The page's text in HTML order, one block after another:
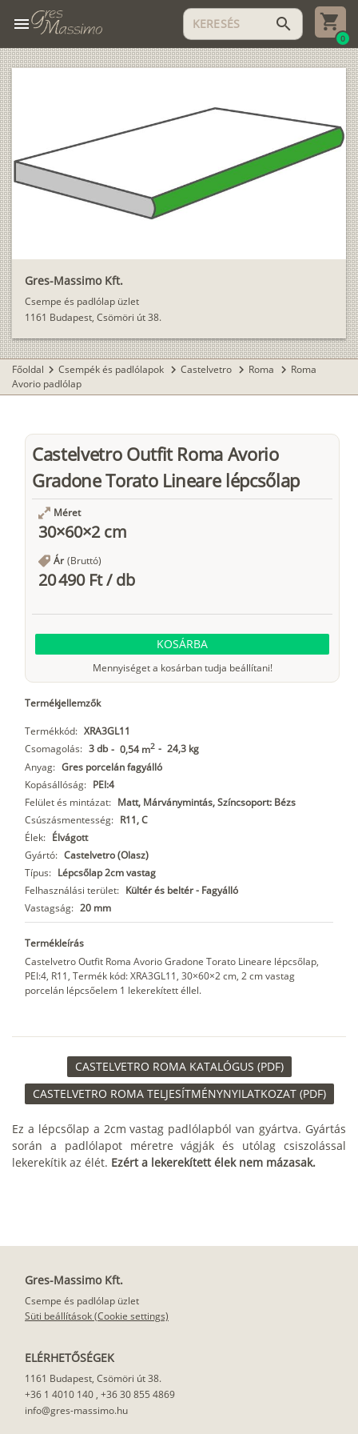
menu search
0
Gres-Massimo Kft.
Csempe és padlólap üzlet
1161 Budapest, Csömöri út 38.
Főoldal chevron_right Csempék és padlólapok chevron_right Castelvetro chevron_right Roma chevron_right Roma
Avorio padlólap
Castelvetro Outfit Roma Avorio
Gradone Torato Lineare lépcsőlap
Méret
30×60×2 cm
Ár (Bruttó)
20 490 Ft/db
KOSÁRBA
Mennyiséget a kosárban tudja beállítani!
Termékjellemzők
Termékkód: XRA3GL11
Csomagolás: 3 db - 0,54 m2 - 24,3 kg
Anyag: Gres porcelán fagyálló
Kopásállóság: PEI:4
Felület és mintázat: Matt, Márványmintás, Színcsoport: Bézs
Csúszásmentesség: R11, C
Élek: Élvágott
Gyártó: Castelvetro (Olasz)
Típus: Lépcsőlap 2cm vastag
Felhasználási terület: Kültér és beltér - Fagyálló
Vastagság: 20 mm
Termékleírás
Castelvetro Outfit Roma Avorio Gradone Torato Lineare lépcsőlap,
PEI:4, R11, Termék kód: XRA3GL11, 30×60×2 cm, 2 cm vastag
porcelán lépcsőelem 1 lekerekített éllel.
CASTELVETRO ROMA KATALÓGUS (PDF)
CASTELVETRO ROMA TELJESÍTMÉNYNYILATKOZAT (PDF)
Ez a lépcsőlap a 2cm vastag padlólapból van gyártva. Gyártás
során a padlólapot méretre vágják és utólag csiszolással
lekerekítik az élét. Ezért a lekerekített élek nem mázasak.
Gres-Massimo Kft.
Csempe és padlólap üzlet
Süti beállítások (Cookie settings)
ELÉRHETŐSÉGEK
1161 Budapest, Csömöri út 38.
+36 1 4010 140 , +36 30 855 4869
info@gres-massimo.hu